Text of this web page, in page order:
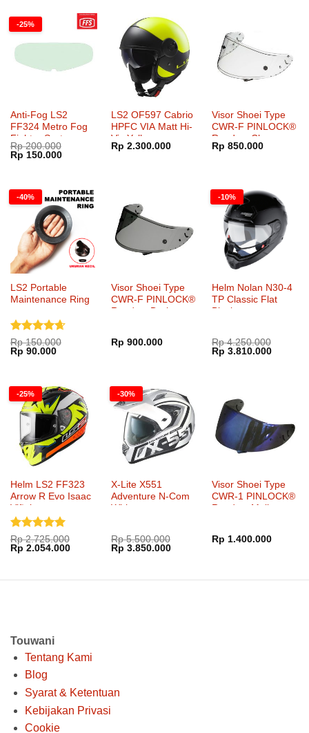
-25%
Anti-Fog LS2
FF324 Metro Fog
Fighter System
FFS
Rp200.000
Harga
aslinya
Rp 150.000Harga
Rp 150.000.
LS2 OF597 Cabrio
HPFC VIA Matt Hi-
Vis Yellow
Rp 2.300.000
Visor Shoei Type
CWR-F PINLOCK®
Ready – Clear
Rp 850.000
-40%
LS2 Portable
Maintenance Ring
Dinilai
4.67dari
Rp150.000
Harga
aslinya
Rp 90.000Harga
Rp 90.000.
Visor Shoei Type
CWR-F PINLOCK®
Ready – Dark
Rp 900.000
-10%
Helm Nolan N30-4
TP Classic Flat
Black
Rp4.250.000
Harga
aslinya
Rp 3.810.000Harga
-25%
Helm LS2 FF323
Arrow R Evo Isaac
Viñales
Dinilai5
dari 5
Rp2.725.000
Harga
aslinya
Rp 2.054.000Harga
Rp 2.054.000.
-30%
X-Lite X551
Adventure N-Com
White
Rp5.500.000
Harga
aslinya
Rp 3.850.000Harga
Rp 3.850.000.
Visor Shoei Type
CWR-1 PINLOCK®
Ready – Mellow
Rp 1.400.000
Touwani
Tentang Kami
Blog
Syarat & Ketentuan
Kebijakan Privasi
Cookie